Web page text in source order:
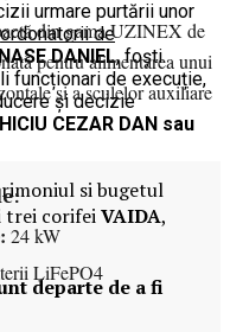
urmare purtării unor
ordonatorii de
DANIEL, foști
funcționari de execuție,
și decizie
CEZAR DAN sau
si bugetul
trei corifeiVAIDA,
departe de a fi
din gama UZINEX de
pentru alimentarea unui
și a sculelor auxiliare
24 kW
LiFePO4